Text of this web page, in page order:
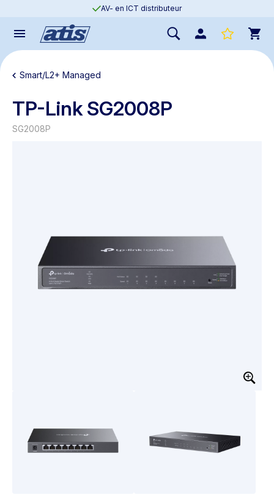
AV- en ICT distributeur
Smart/L2+ Managed
TP-Link SG2008P
SG2008P